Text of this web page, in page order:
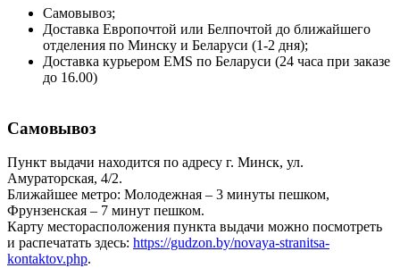
Самовывоз;
Доставка Европочтой или Белпочтой до ближайшего
отделения по Минску и Беларуси (1-2 дня);
Доставка курьером EMS по Беларуси (24 часа при заказе
до 16.00)
Самовывоз
Пункт выдачи находится по адресу г. Минск, ул.
Амураторская, 4/2.
Ближайшее метро: Молодежная – 3 минуты пешком,
Фрунзенская – 7 минут пешком.
Карту месторасположения пункта выдачи можно посмотреть
и распечатать здесь: https://gudzon.by/novaya-stranitsa-
kontaktov.php.